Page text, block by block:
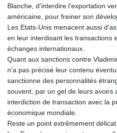
Blanche, d'interdire l'exportation
américaine, pour freiner son
Les Etats-Unis menacent aussi
en leur interdisant les transactions
échanges internationaux.
Quant aux sanctions contre
n'a pas précisé leur contenu
sanctionne des personnalités
souvent, par un gel de leurs avoirs
interdiction de transaction avec la
économique mondiale.
Reste un point extrêmement